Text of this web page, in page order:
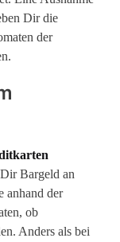
Dir die
der
Bargeld an
anhand der
ob
Anders als bei